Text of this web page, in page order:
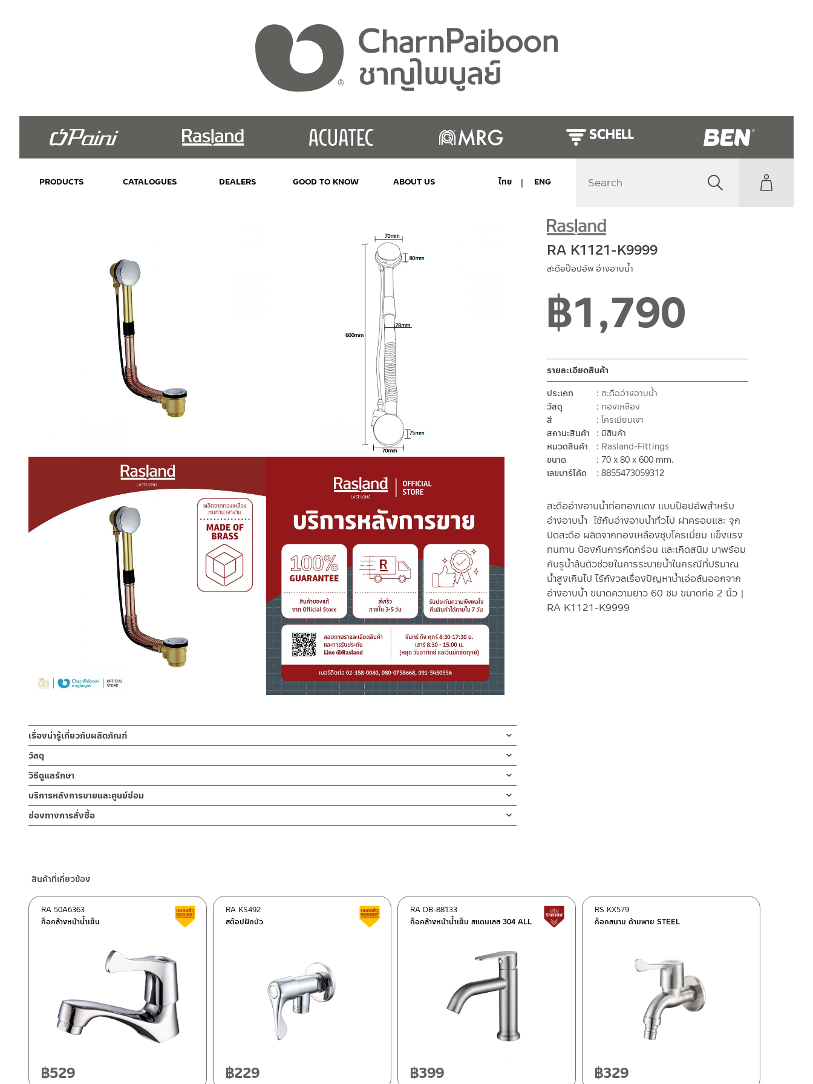
PRODUCTS CATALOGUES DEALERS GOOD TO KNOW ABOUT US ไทย ENG
RA K1121-K9999
สะดือป๊อปอัพ อ่างอาบน้ำ
฿1,790
สะดืออ่างอาบน้ำท่อทองแดง แบบป๊อปอัพสำหรับ
อ่างอาบน้ำ ใช้กับอ่างอาบน้ำทั่วไป ฝาครอบและ จุก
ปิดสะดือ ผลิตจากทองเหลืองชุบโครเมี่ยม แข็งแรง
ทนทาน ป้องกันการกัดกร่อน และเกิดสนิม มาพร้อม
กับรูน้ำล้นตัวช่วยในการระบายน้ำในกรณีที่ปริมาณ
น้ำสูงเกินไป ไร้กังวลเรื่องปัญหาน้ำเอ่อล้นออกจาก
อ่างอาบน้ำ ขนาดความยาว 60 ซม ขนาดท่อ 2 นิ้ว |
RA K1121-K9999
รายละเอียดสินค้า
ประเภท
สะดืออ่างอาบน้ำ
วัสดุ
ทองเหลือง
สี
โครเมียมเงา
สถานะสินค้า
มีสินค้า
หมวดสินค้า
Rasland-Fittings
ขนาด
70 x 80 x 600 mm.
เลขบาร์โค้ด
8855473059312
เรื่องน่ารู้เกี่ยวกับผลิตภัณฑ์
สะดือป๊อปอัพสำหรับ อ่างอาบน้ำแบบท่อทองแดง สะดืออ่างอาบน้ำแบบ pop up ชุดสะดืออ่างอาบน้ำใช้กับอ่างอาบน้ำทั่วไป, ท่อผลิตจาก
ทองแดง ฝาครอบและ จุกปิดสะดือ ผลิตจากทองเหลืองชุบโครเมี่ยม ขนาดความยาว 60 ซม.
สะดืออ่างอาบน้ำท่อทองแดงแบบ pop-up ขนาดความยาว 60 ซม. สำหรับอ่างอาบน้ำทั่วไป สามารถควบคุมการไหลของน้ำจากอ่างอาบน้ำไหลสู่
ท่อน้ำออก สะดืออาบน้ำขนาดมาตรฐานสามารถใช้ได้กับอ่างอาบน้ำทุกยี่ห้อ วัสดุท่อผลิตจากทองแดง ฝาครอบและจุดปิด ผลิตจากทองเหลือง
ชุบโครเมี่ยม ช่วยให้การใช้งานทนทาน ยืดอายุการใช้งานได้อย่างดี มาพร้อมรูน้ำล้น ช่วยป้องกันน้ำไหลออกนอกอ่าง ไร้กังวลเรื่องปัญหาน้ำเอ่อ
ล้นออกจากอ่างอาบน้ำ ขนาดการติตตั้ง มาตราฐานทั่วไป
วัสดุ
ฝาครอบ + จุกปิดสะดือ
ผลิตจากทองเหลือง
ตัวท่อ
ผลิตจากทองแดง
วิธีดูแลรักษา
คำแนะนำในการดูแลรักษาผลิตภัณฑ์
1. ไม่ทำสินค้าให้เกิดความเสียหายอื่น ๆ นอกจากการใช้งานปกติ เช่นไม่ทำตก ไม่งัดหรือโยกสินค้าแรงๆ
2. ทำความสะอาดสินค้าโดยการใช้ผ้านุ่มๆชุบน้ำหมาดๆแล้วเช็ดให้แห้ง
3. ห้ามใช้สารเคมีที่มีฤทธิ์เป็นกรด ในการทำความสะอาด เนื่องจากผิวของสินค้าจะเสียหายได้
บริการหลังการขายและศูนย์ซ่อม
ช่องทางออนไลน์
– Email: contact@charnpaiboon.com
ศูนย์บริการและอะไหล่ กรุงเทพฯ
662/61-62 ถนน พระราม3 แขวงบางโพงพาง เขตยานนาวา กรุงเทพฯ 10120
โทร: 02-358-0080 / 080-075-8668 / 091-545-0556
ศูนย์บริการและอะไหล่ เชียงใหม่
โทร: 080-075-2626
ช่องทางการสั่งซื้อ
–Lazada
– ซื้อสินค้าชิ้นนี้บน Shopee
<<
ซื้อสินค้าชิ้นนี้บน Lazada
@charnpaiboon.sales
ติดต่อ ชาญไพบูลย์ / Contact Us
สินค้าที่เกี่ยวข้อง
ก็อกล้างหน้าน้ำเย็น
RA 50A6363 สินค้าลดราคา เคลียร์สต็อก
฿529
สต๊อปฝักบัว
RA KS492 สินค้าลดราคา เคลียร์สต็อก
฿229
ก็อกล้างหน้าน้ำเย็น สแตนเลส 304 ALL
RA DB-88133 สินค้าปรับราคาลดลง
฿399
ก็อกสนาม ด้ามพาย STEEL
RS KX579
฿329